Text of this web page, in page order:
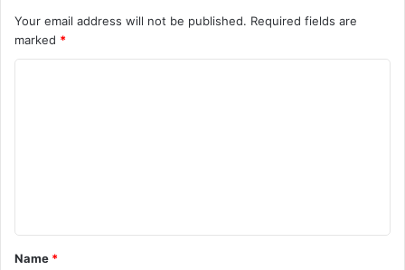
Your email address will not be published. Required fields are
marked *
t
*
Name *